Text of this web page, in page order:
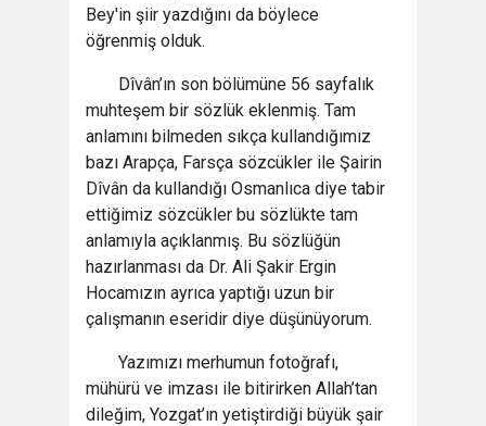
Bey'in şiir yazdığını da böylece
öğrenmiş olduk.
Dîvân’ın son bölümüne 56 sayfalık
muhteşem bir sözlük eklenmiş. Tam
anlamını bilmeden sıkça kullandığımız
bazı Arapça, Farsça sözcükler ile Şairin
Dîvân da kullandığı Osmanlıca diye tabir
ettiğimiz sözcükler bu sözlükte tam
anlamıyla açıklanmış. Bu sözlüğün
hazırlanması da Dr. Ali Şakir Ergin
Hocamızın ayrıca yaptığı uzun bir
çalışmanın eseridir diye düşünüyorum.
Yazımızı merhumun fotoğrafı,
mühürü ve imzası ile bitirirken Allah’tan
dileğim, Yozgat’ın yetiştirdiği büyük şair